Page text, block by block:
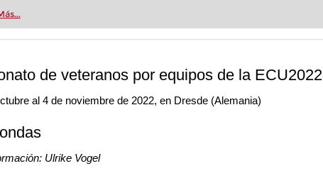
you’re taking your first steps into the world of club chess,
efficiently, intelligently and with a more personalised
de veteranos por equipos de la ECU2022
al 4 de noviembre de 2022, en Dresde (Alemania)
Ulrike Vogel